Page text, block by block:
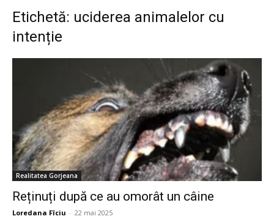
Etichetă: uciderea animalelor cu
intenție
Realitatea Gorjeana
Reținuți după ce au omorât un câine
Loredana Fîciu - 22 mai 2025